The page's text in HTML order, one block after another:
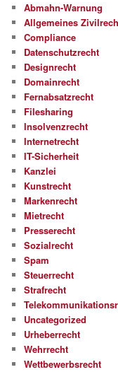
Abmahn-Warnung
Allgemeines
Compliance
Datenschutzrecht
Designrecht
Domainrecht
Fernabsatzrecht
Filesharing
Insolvenzrecht
Internetrecht
IT-Sicherheit
Kanzlei
Kunstrecht
Markenrecht
Mietrecht
Presserecht
Sozialrecht
Spam
Steuerrecht
Strafrecht
Uncategorized
Urheberrecht
Wehrrecht
Wettbewerbsrecht